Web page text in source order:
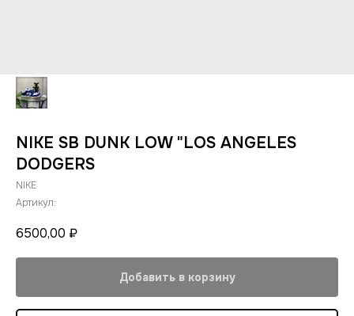
NIKE SB DUNK LOW "LOS ANGELES
DODGERS
NIKE
Артикул:
6500,00 ₽
Добавить в корзину